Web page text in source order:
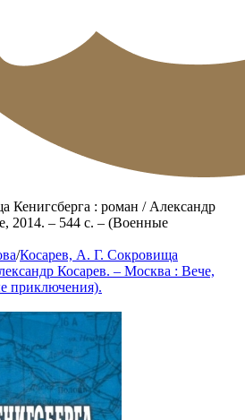
Кенигсберга : роман / Александр
2014. – 544 с. – (Военные
/Косарев, А. Г. Сокровища
Косарев. – Москва : Вече,
приключения).